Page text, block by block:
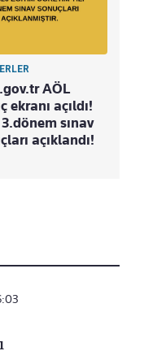
AÖL
ekranı açıldı!
sınav
açıklandı!